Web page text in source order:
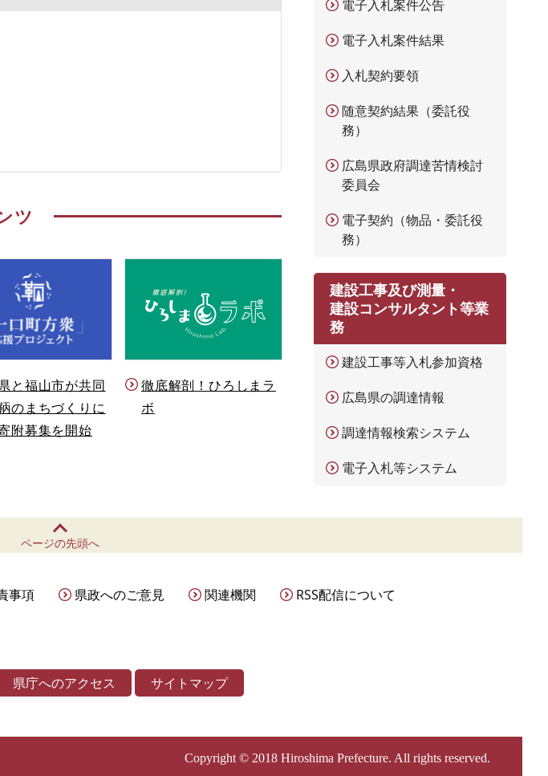
ツ
と福山市が共同
のまちづくりに
附募集を開始
徹底解剖！ひろしまラ
ボ
電子入札案件公告
電子入札案件結果
入札契約要領
随意契約結果（委託役
務）
広島県政府調達苦情検討
委員会
電子契約（物品・委託役
務）
建設工事及び測量・
建設コンサルタント等業
務
建設工事等入札参加資格
広島県の調達情報
調達情報検索システム
電子入札等システム
ページの先頭へ
事項 県政へのご意見 関連機関 RSS配信について
県庁へのアクセス サイトマップ
Copyright © 2018 Hiroshima Prefecture. All rights reserved.